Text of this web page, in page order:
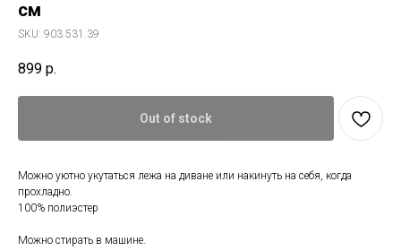
см
SKU: 903.531.39
899 р.
Out of stock
Можно уютно укутаться лежа на диване или накинуть на себя, когда
прохладно.
100% полиэстер
Можно стирать в машине.